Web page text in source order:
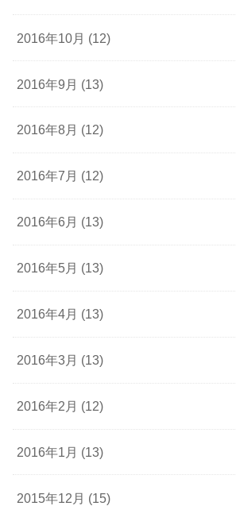
2016年10月 (12)
2016年9月 (13)
2016年8月 (12)
2016年7月 (12)
2016年6月 (13)
2016年5月 (13)
2016年4月 (13)
2016年3月 (13)
2016年2月 (12)
2016年1月 (13)
2015年12月 (15)